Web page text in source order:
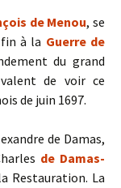
de Menou, se
à la Guerre de
du grand
de voir ce
de juin 1697.
de Damas,
de Damas-
Restauration. La